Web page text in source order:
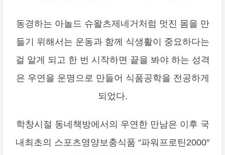
동경하는 아놀드 슈왈츠제네거처럼 멋진 몸을 만
들기 위해서는 운동과 함께 식생활이 중요하다는
걸 알게 되고 한 번 시작하면 끝을 봐야 하는 성격
은 우연을 운명으로 만들어 식품공학을 전공하게
되었다.
학창시절 동네책방에서의 우연한 만남은 이후 국
내최초의 스포츠영양보충식품 “파워프로틴2000″